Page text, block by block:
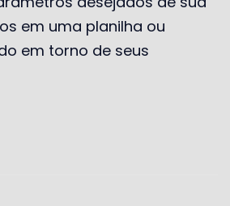
em uma planilha ou
em torno de seus